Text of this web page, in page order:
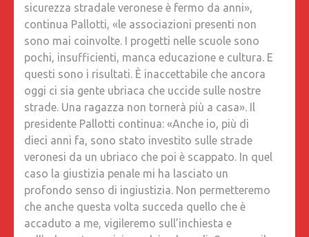
sicurezza stradale veronese è fermo da anni»,
continua Pallotti, «le associazioni presenti non
sono mai coinvolte. I progetti nelle scuole sono
pochi, insufficienti, manca educazione e cultura. E
questi sono i risultati. È inaccettabile che ancora
oggi ci sia gente ubriaca che uccide sulle nostre
strade. Una ragazza non tornerà più a casa». Il
presidente Pallotti continua: «Anche io, più di
dieci anni fa, sono stato investito sulle strade
veronesi da un ubriaco che poi è scappato. In quel
caso la giustizia penale mi ha lasciato un
profondo senso di ingiustizia. Non permetteremo
che anche questa volta succeda quello che è
accaduto a me, vigileremo sull’inchiesta e